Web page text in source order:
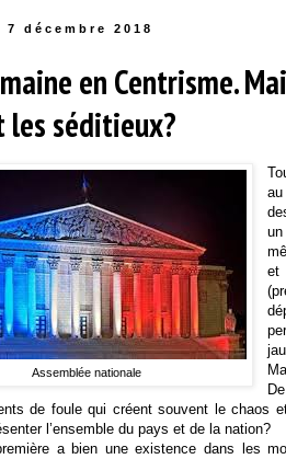
décembre 2018
en Centrisme.
les séditieux?
Assemblée nationale
au
de foule qui créent souvent le chaos
l’ensemble du pays et de la nation?
a bien une existence dans les